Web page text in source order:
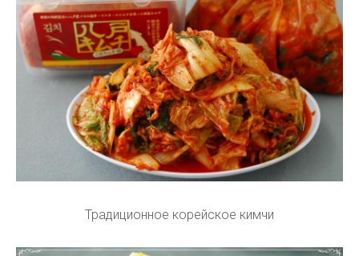
Традиционное корейское кимчи